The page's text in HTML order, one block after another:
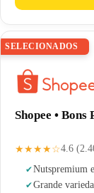
SELECIONADOS
Shopee • Bons
★★★★☆4.6
Nutspremium
Grande